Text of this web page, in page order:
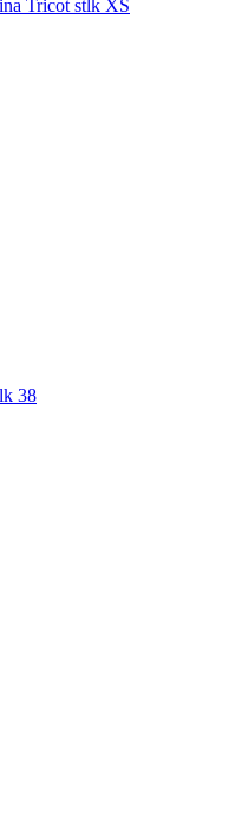
Tricot stlk XS
38